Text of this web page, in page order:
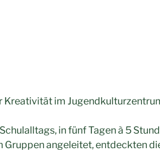
Kreativität im
in fünf Tagen à 5
Gruppen angeleitet, entdeckten